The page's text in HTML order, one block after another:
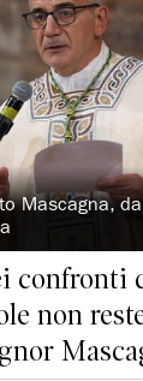
Mascagna,
confronti
non